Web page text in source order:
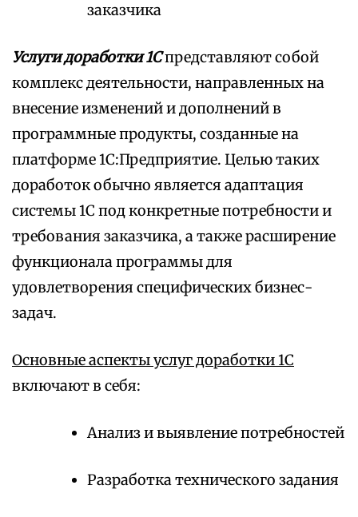
заказчика
Услуги доработки 1Спредставляют собой
комплекс деятельности, направленных на
внесение изменений и дополнений в
программные продукты, созданные на
платформе 1С:Предприятие. Целью таких
доработок обычно является адаптация
системы 1С под конкретные потребности и
требования заказчика, а также расширение
функционала программы для
удовлетворения специфических бизнес-
задач.
Основные аспекты услуг доработки 1С
включают в себя:
Анализ и выявление потребностей
Разработка технического задания